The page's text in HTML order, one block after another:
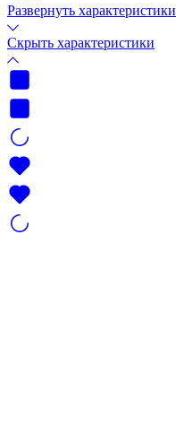
Развернуть характеристики
Скрыть характеристики